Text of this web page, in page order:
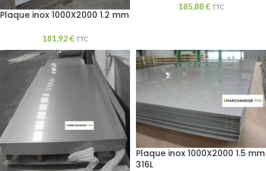
Plaque inox 1000X2000 1.2 mm
181,92€ TTC
185,88€ TTC
Plaque inox 1000X2000 1.5 mm
316L